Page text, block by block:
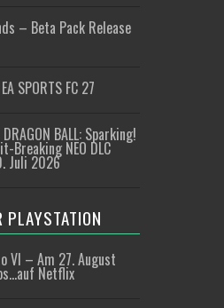
– Beta Pack Release
SPORTS FC 27
BALL: Sparking!
Breaking NEO DLC
Juli 2026
PLAYSTATION
VI – Am 27. August
Netflix